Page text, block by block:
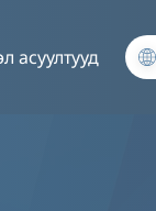
асуултууд